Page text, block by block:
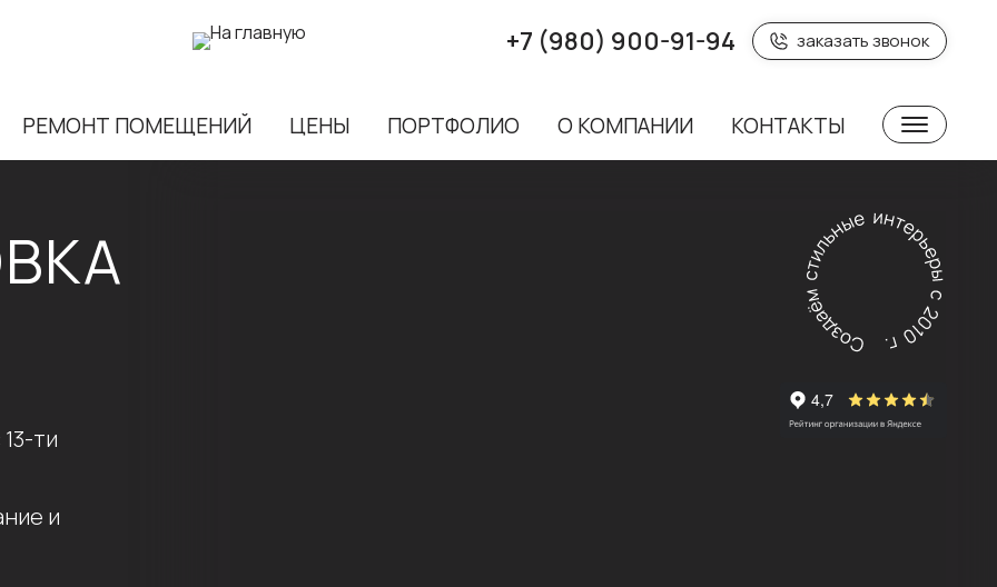
+7 (980) 900-91-94 заказать звонок
РЕМОНТ ПОМЕЩЕНИЙ ЦЕНЫ ПОРТФОЛИО О КОМПАНИИ КОНТАКТЫ
ти
и